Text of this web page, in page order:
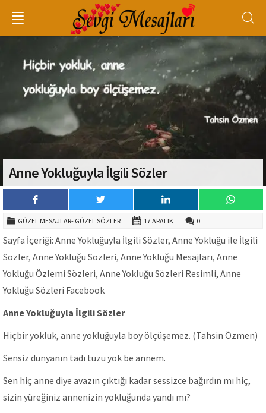
Anne Yokluğuyla İlgili Sözler
GÜZEL MESAJLAR- GÜZEL SÖZLER 17 ARALIK 0
Sayfa İçeriği: Anne Yokluğuyla İlgili Sözler, Anne Yokluğu ile İlgili
Sözler, Anne Yokluğu Sözleri, Anne Yokluğu Mesajları, Anne
Yokluğu Özlemi Sözleri, Anne Yokluğu Sözleri Resimli, Anne
Yokluğu Sözleri Facebook
Anne Yokluğuyla İlgili Sözler
Hiçbir yokluk, anne yokluğuyla boy ölçüşemez. (Tahsin Özmen)
Sensiz dünyanın tadı tuzu yok be annem.
Sen hiç anne diye avazın çıktığı kadar sessizce bağırdın mı hiç,
sizin yüreğiniz annenizin yokluğunda yandı mı?